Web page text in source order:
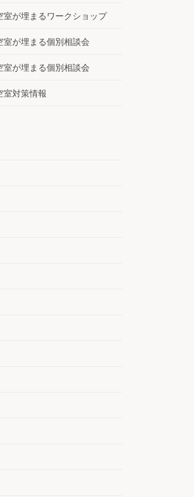
室が埋まるワークショップ
室が埋まる個別相談会
室が埋まる個別相談会
室対策情報